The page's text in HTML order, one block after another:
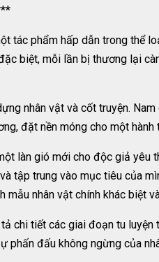
tác phẩm hấp dẫn trong thể
biệt, mỗi lần bị thương lại
nhân vật và cốt truyện.
đặt nền móng cho một
làn gió mới cho độc giả
tập trung vào mục tiêu của
mẫu nhân vật chính khác biệt
chi tiết các giai đoạn tu
phấn đấu không ngừng của